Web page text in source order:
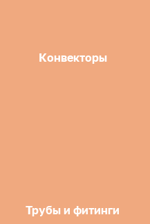
Конвекторы
Трубы и фитинги